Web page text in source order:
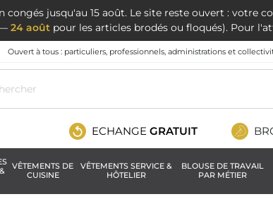
congés jusqu'au 15 août. Le site reste ouvert : votre
24 août pour les articles brodés ou floqués). Pour
Ouvert à tous : particuliers, professionnels, administrations et
ECHANGE GRATUIT
VÊTEMENTS DE
CUISINE
VÊTEMENTS SERVICE &
HÔTELIER
BLOUSE DE TRAVAIL
PAR MÉTIER